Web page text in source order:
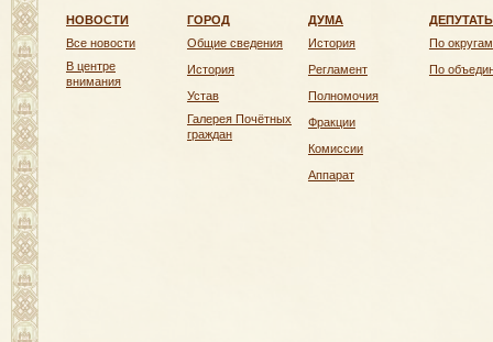
НОВОСТИ
Все новости
В центре
внимания
ГОРОД
Общие сведения
История
Устав
Галерея Почётных
граждан
ДУМА
История
Регламент
Полномочия
Фракции
Комиссии
Аппарат
По округам
По